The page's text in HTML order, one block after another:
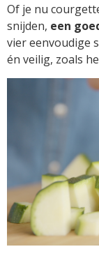
Of je nu
snijden, een
vier eenvoudige
én veilig, zoals